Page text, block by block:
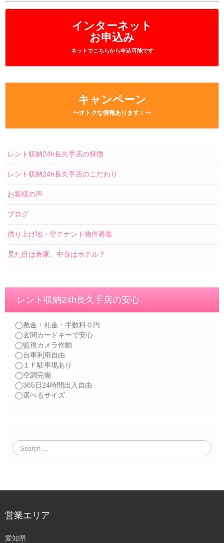
インターネット
お申込み
ネットでこちらから申込可能です
キャンペーン
〜オトクな情報あります！〜
レント収納24h長久手店の特徴
レント収納24h長久手店のこだわり
お客様の声
ブログ
借り上げ地・空テナント物件募集
見た目は倉庫、中身はホテル？
レント収納24h長久手店の安心
◯敷金・礼金・手数料０円
◯玄関カードキーで安心
◯監視カメラ作動
◯台車利用自由
◯１Ｆ駐車場あり
◯空調完備
◯365日24時間出入自由
◯選べるサイズ
営業エリア
愛知県